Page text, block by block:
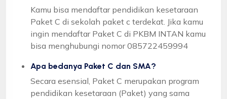
Kamu bisa mendaftar pendidikan kesetaraan
Paket C di sekolah paket c terdekat. Jika kamu
ingin mendaftar Paket C di PKBM INTAN kamu
bisa menghubungi nomor 085722459994
Apa bedanya Paket C dan SMA?
Secara esensial, Paket C merupakan program
pendidikan kesetaraan (Paket) yang sama